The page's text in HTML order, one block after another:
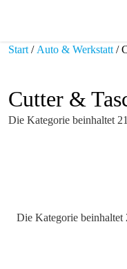
Start / Auto & Werkstatt /
Cutter &
Die Kategorie beinhaltet
Die Kategorie beinhaltet